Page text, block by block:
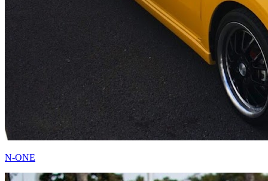
N-ONE